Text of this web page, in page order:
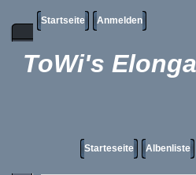
Startseite Anmelden
ToWi's
Starteseite Albenliste